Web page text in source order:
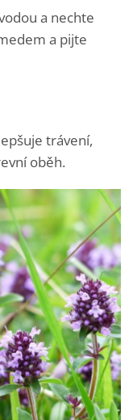
a nechte
a pijte
trávení,
oběh.